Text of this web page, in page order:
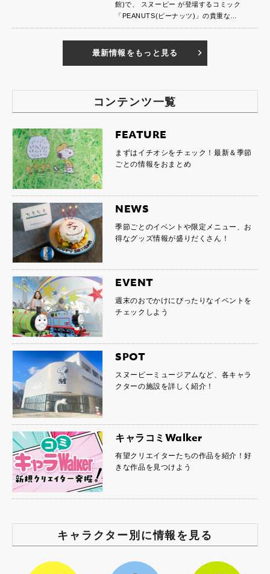
館)で、 スヌーピー が登場するコミック
「PEANUTS(ピーナッツ)」の貴重な…
最新情報をもっと見る
コンテンツ一覧
FEATURE
まずはイチオシをチェック！最新＆季節
ごとの情報をおまとめ
NEWS
季節ごとのイベントや限定メニュー、お
得なグッズ情報が盛りだくさん！
EVENT
週末のおでかけにぴったりなイベントを
チェックしよう
SPOT
スヌーピーミュージアムなど、各キャラ
クターの施設を詳しく紹介！
キャラコミWalker
有望クリエイターたちの作品を紹介！好
きな作品を見つけよう
キャラクター別に情報を見る